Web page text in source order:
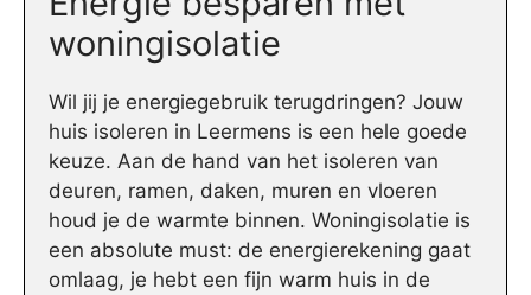
woningisolatie
Wil jij je energiegebruik terugdringen? Jouw
huis isoleren in Leermens is een hele goede
keuze. Aan de hand van het isoleren van
deuren, ramen, daken, muren en vloeren
houd je de warmte binnen. Woningisolatie is
een absolute must: de energierekening gaat
omlaag, je hebt een fijn warm huis in de